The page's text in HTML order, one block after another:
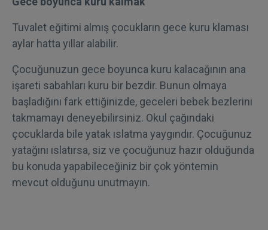
Tuvalet eğitimi almış çocukların gece kuru klaması
aylar hatta yıllar alabilir.
Çocuğunuzun gece boyunca kuru kalacağının ana
işareti sabahları kuru bir bezdir. Bunun olmaya
başladığını fark ettiğinizde, geceleri bebek bezlerini
takmamayı deneyebilirsiniz. Okul çağındaki
çocuklarda bile yatak ıslatma yaygındır. Çocuğunuz
yatağını ıslatırsa, siz ve çocuğunuz hazır olduğunda
bu konuda yapabileceğiniz bir çok yöntemin
mevcut olduğunu unutmayın.